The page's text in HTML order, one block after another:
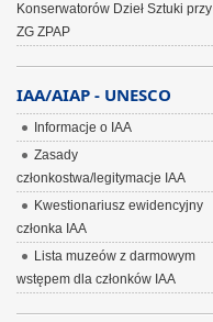
Konserwatorów Dzieł Sztuki przy
ZG ZPAP
IAA/AIAP - UNESCO
Informacje o IAA
Zasady
członkostwa/legitymacje IAA
Kwestionariusz ewidencyjny
członka IAA
Lista muzeów z darmowym
wstępem dla członków IAA